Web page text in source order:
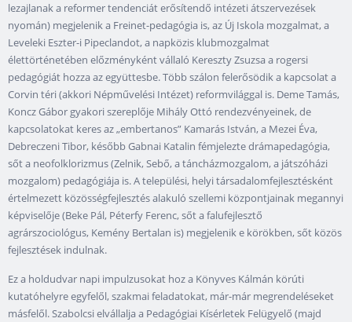
lezajlanak a reformer tendenciát erősítendő intézeti átszervezések
nyomán) megjelenik a Freinet-pedagógia is, az Új Iskola mozgalmat, a
Leveleki Eszter-i Pipeclandot, a napközis klubmozgalmat
élettörténetében előzményként vállaló Kereszty Zsuzsa a rogersi
pedagógiát hozza az együttesbe. Több szálon felerősödik a kapcsolat a
Corvin téri (akkori Népművelési Intézet) reformvilággal is. Deme Tamás,
Koncz Gábor gyakori szereplője Mihály Ottó rendezvényeinek, de
kapcsolatokat keres az „embertanos” Kamarás István, a Mezei Éva,
Debreczeni Tibor, később Gabnai Katalin fémjelezte drámapedagógia,
sőt a neofolklorizmus (Zelnik, Sebő, a táncházmozgalom, a játszóházi
mozgalom) pedagógiája is. A települési, helyi társadalomfejlesztésként
értelmezett közösségfejlesztés alakuló szellemi központjainak megannyi
képviselője (Beke Pál, Péterfy Ferenc, sőt a falufejlesztő
agrárszociológus, Kemény Bertalan is) megjelenik e körökben, sőt közös
fejlesztések indulnak.
Ez a holdudvar napi impulzusokat hoz a Könyves Kálmán körúti
kutatóhelyre egyfelől, szakmai feladatokat, már-már megrendeléseket
másfelől. Szabolcsi elvállalja a Pedagógiai Kísérletek Felügyelő (majd